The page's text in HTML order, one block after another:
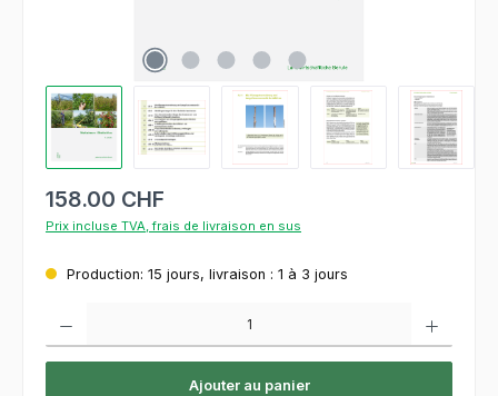
158.00 CHF
Prix incluse TVA, frais de livraison en sus
Production: 15 jours, livraison : 1 à 3 jours
Ajouter au panier